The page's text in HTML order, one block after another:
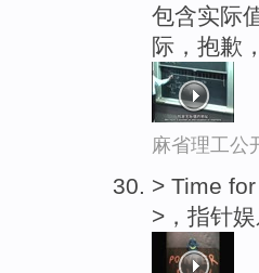
包含实际
际，抱歉
麻省理工公
> Time for
>，指针娱